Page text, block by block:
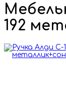
192